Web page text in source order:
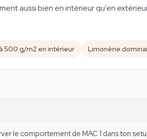
aussi bien en intérieur qu'en
500 g/m2 en intérieur Limonène
le comportement de MAC 1 dans ton